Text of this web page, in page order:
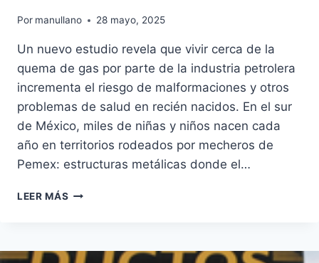
Por manullano 28 mayo, 2025
Un nuevo estudio revela que vivir cerca de la
quema de gas por parte de la industria petrolera
incrementa el riesgo de malformaciones y otros
problemas de salud en recién nacidos. En el sur
de México, miles de niñas y niños nacen cada
año en territorios rodeados por mecheros de
Pemex: estructuras metálicas donde el…
LEER MÁS NACER
MECHERO: